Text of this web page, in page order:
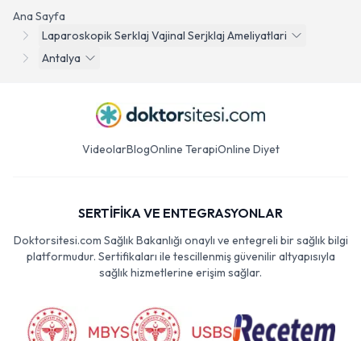
Ana Sayfa
Laparoskopik Serklaj Vajinal Serjklaj Ameliyatlari
Antalya
VideolarBlogOnline TerapiOnline Diyet
SERTİFİKA VE ENTEGRASYONLAR
Doktorsitesi.com Sağlık Bakanlığı onaylı ve entegreli bir sağlık bilgi
platformudur. Sertifikaları ile tescillenmiş güvenilir altyapısıyla
sağlık hizmetlerine erişim sağlar.